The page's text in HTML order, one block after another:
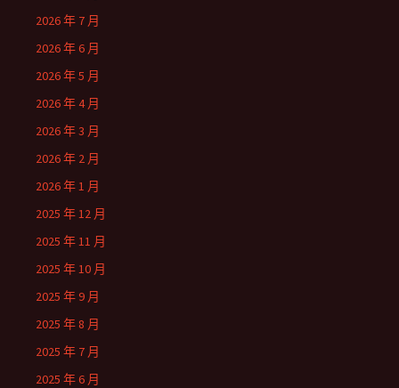
2026 年 7 月
2026 年 6 月
2026 年 5 月
2026 年 4 月
2026 年 3 月
2026 年 2 月
2026 年 1 月
2025 年 12 月
2025 年 11 月
2025 年 10 月
2025 年 9 月
2025 年 8 月
2025 年 7 月
2025 年 6 月